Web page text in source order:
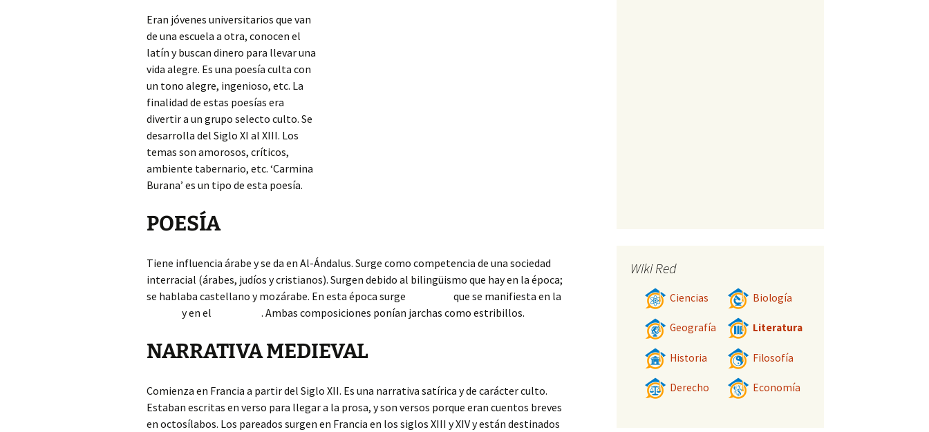
Eran jóvenes universitarios que van
de una escuela a otra, conocen el
latín y buscan dinero para llevar una
vida alegre. Es una poesía culta con
un tono alegre, ingenioso, etc. La
finalidad de estas poesías era
divertir a un grupo selecto culto. Se
desarrolla del Siglo XI al XIII. Los
temas son amorosos, críticos,
ambiente tabernario, etc. ‘Carmina
Burana’ es un tipo de esta poesía.
POESÍA
Tiene influencia árabe y se da en Al-Ándalus. Surge como competencia de una sociedad
interracial (árabes, judíos y cristianos). Surgen debido al bilingüismo que hay en la época;
se hablaba castellano y mozárabe. En esta época surge que se manifiesta en la
y en el . Ambas composiciones ponían jarchas como estribillos.
NARRATIVA MEDIEVAL
Comienza en Francia a partir del Siglo XII. Es una narrativa satírica y de carácter culto.
Estaban escritas en verso para llegar a la prosa, y son versos porque eran cuentos breves
en octosílabos. Los pareados surgen en Francia en los siglos XIII y XIV y están destinados
Wiki Red
Ciencias Biología
Geografía Literatura
Historia Filosofía
Derecho Economía